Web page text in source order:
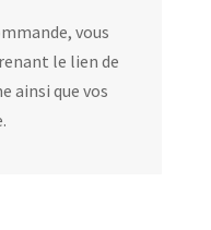
vous
le lien de
ainsi que vos